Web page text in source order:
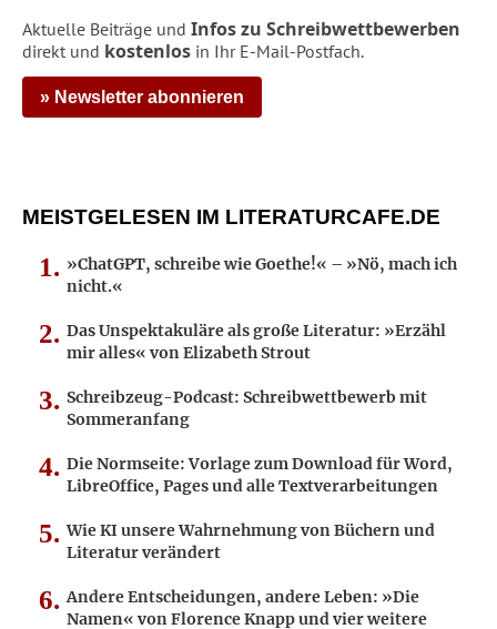
Aktuelle Beiträge und Infos zu Schreibwettbewerben
direkt und kostenlos in Ihr E-Mail-Postfach.
» Newsletter abonnieren
MEISTGELESEN IM LITERATURCAFE.DE
»ChatGPT, schreibe wie Goethe!« – »Nö, mach ich
nicht.«
Das Unspektakuläre als große Literatur: »Erzähl
mir alles« von Elizabeth Strout
Schreibzeug-Podcast: Schreibwettbewerb mit
Sommeranfang
Die Normseite: Vorlage zum Download für Word,
LibreOffice, Pages und alle Textverarbeitungen
Wie KI unsere Wahrnehmung von Büchern und
Literatur verändert
Andere Entscheidungen, andere Leben: »Die
Namen« von Florence Knapp und vier weitere